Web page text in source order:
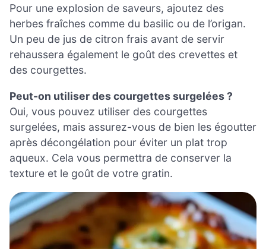
Pour une explosion de saveurs, ajoutez des
herbes fraîches comme du basilic ou de l’origan.
Un peu de jus de citron frais avant de servir
rehaussera également le goût des crevettes et
des courgettes.
Peut-on utiliser des courgettes surgelées ?
Oui, vous pouvez utiliser des courgettes
surgelées, mais assurez-vous de bien les égoutter
après décongélation pour éviter un plat trop
aqueux. Cela vous permettra de conserver la
texture et le goût de votre gratin.